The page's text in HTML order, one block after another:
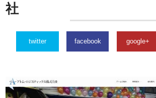
社
twitter facebook google+